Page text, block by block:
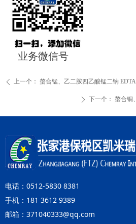
ꄴ 上一个： 螯合锰、乙二胺四乙酸锰二钠
ꄲ 下一个： 螯合铜
业务微信号
电话：0512-5830 8381
手机：181 3612 9389
邮箱：371040333@qq.com